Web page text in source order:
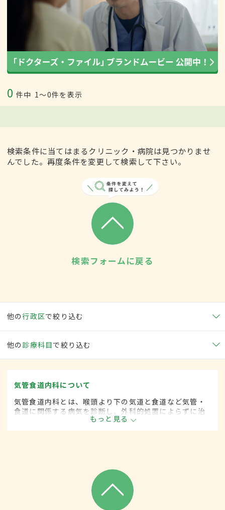
0 件中 1〜0件を表示
検索条件に当てはまるクリニック・病院は見つかりませ
んでした。再度条件を変更して検索して下さい。
検索フォームに戻る
他の行政区で絞り込む
他の 診療科目で絞り込む
気管食道内科について
気管食道内科とは、喉頭より下の気道と食道など気管・
食道に関係する病気を診断し、外科的処置によらずに治
療する内科の一領域です。平成20年4月の制度改正前
は、気管食道科と呼ばれていました。
もっと見る